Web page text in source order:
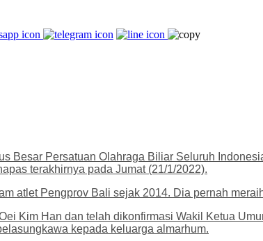
Besar Persatuan Olahraga Biliar Seluruh
terakhirnya pada Jumat (21/1/2022).
atlet Pengprov Bali sejak 2014. Dia pernah
Kim Han dan telah dikonfirmasi Wakil Ketua
kepada keluarga almarhum.